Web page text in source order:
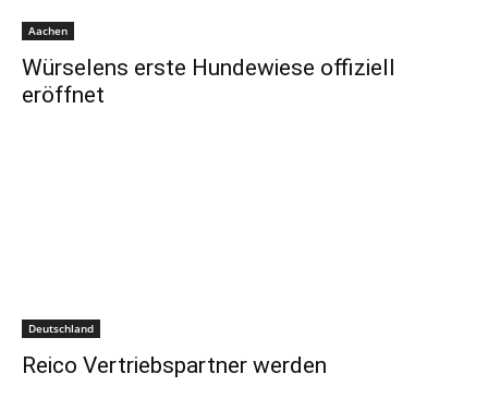
Aachen
Würselens erste Hundewiese offiziell
eröffnet
Deutschland
Reico Vertriebspartner werden